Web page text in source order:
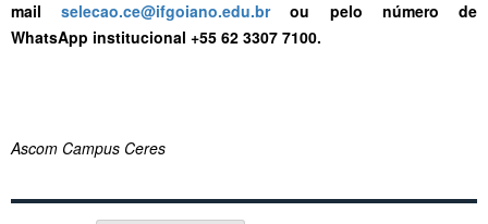
mailselecao.ce@ifgoiano.edu.brou pelo número de
WhatsApp institucional +55 62 3307 7100.
Ascom Campus Ceres